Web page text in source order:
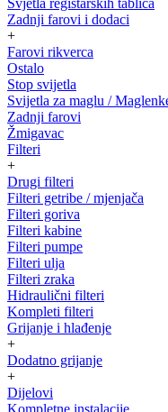
Svjetla registarskih tablica
Zadnji farovi i dodaci
+
Farovi rikverca
Ostalo
Stop svijetla
Svijetla za maglu /
Zadnji farovi
Žmigavac
Filteri
+
Drugi filteri
Filteri getribe / mjenjača
Filteri goriva
Filteri kabine
Filteri pumpe
Filteri ulja
Filteri zraka
Hidraulični filteri
Kompleti filteri
Grijanje i hlađenje
+
Dodatno grijanje
+
Dijelovi
Kompletne instalacije